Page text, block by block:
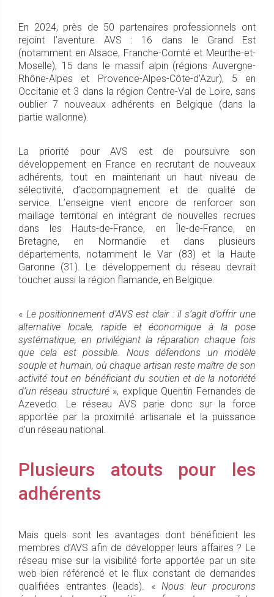
En 2024, près de 50 partenaires professionnels ont
rejoint l’aventure AVS : 16 dans le Grand Est
(notamment en Alsace, Franche-Comté et Meurthe-et-
Moselle), 15 dans le massif alpin (régions Auvergne-
Rhône-Alpes et Provence-Alpes-Côte-d’Azur), 5 en
Occitanie et 3 dans la région Centre-Val de Loire, sans
oublier 7 nouveaux adhérents en Belgique (dans la
partie wallonne).
La priorité pour AVS est de poursuivre son
développement en France en recrutant de nouveaux
adhérents, tout en maintenant un haut niveau de
sélectivité, d’accompagnement et de qualité de
service. L’enseigne vient encore de renforcer son
maillage territorial en intégrant de nouvelles recrues
dans les Hauts-de-France, en Île-de-France, en
Bretagne, en Normandie et dans plusieurs
départements, notamment le Var (83) et la Haute
Garonne (31). Le développement du réseau devrait
toucher aussi la région flamande, en Belgique.
« Le positionnement d’AVS est clair : il s’agit d’offrir une
alternative locale, rapide et économique à la pose
systématique, en privilégiant la réparation chaque fois
que cela est possible. Nous défendons un modèle
souple et humain, où chaque artisan reste maître de son
activité tout en bénéficiant du soutien et de la notoriété
d’un réseau structuré », explique Quentin Fernandes de
Azevedo. Le réseau AVS parie donc sur la force
apportée par la proximité artisanale et la puissance
d’un réseau national.
Plusieurs atouts pour les
adhérents
Mais quels sont les avantages dont bénéficient les
membres d’AVS afin de développer leurs affaires ? Le
réseau mise sur la visibilité forte apportée par un site
web bien référencé et le flux constant de demandes
qualifiées entrantes (leads). « Nous leur procurons